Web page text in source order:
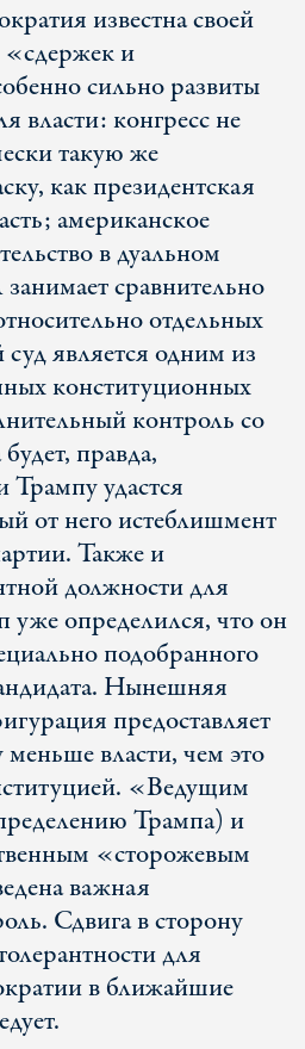
известна своей
и
сильно развиты
власти: конгресс не
такую же
как президентская
американское
в дуальном
сравнительно
отдельных
является одним из
конституционных
контроль со
правда,
удастся
от него истеблишмент
Также и
должности для
уже определился, что он
подобранного
Нынешняя
предоставляет
власти, чем это
«Ведущим
Трампа) и
«сторожевым
важная
Сдвига в сторону
для
в ближайшие